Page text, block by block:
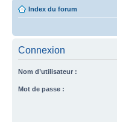
Index du forum
Connexion
Nom d’utilisateur :
Mot de passe :